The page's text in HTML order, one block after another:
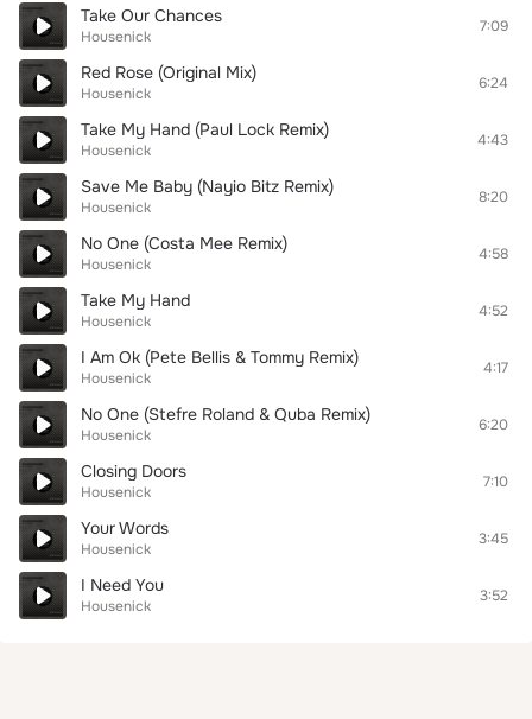
Take Our Chances
Housenick
7:09
Red Rose (Original Mix)
Housenick
6:24
Take My Hand (Paul Lock Remix)
Housenick
4:43
Save Me Baby (Nayio Bitz Remix)
Housenick
8:20
No One (Costa Mee Remix)
Housenick
4:58
Take My Hand
Housenick
4:52
I Am Ok (Pete Bellis & Tommy Remix)
Housenick
4:17
No One (Stefre Roland & Quba Remix)
Housenick
6:20
Closing Doors
Housenick
7:10
Your Words
Housenick
3:45
I Need You
Housenick
3:52